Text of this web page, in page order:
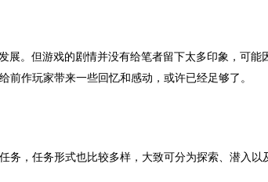
。但游戏的剧情并没有给笔者留下太多印象，可
作玩家带来一些回忆和感动，或许已经足够了。
，任务形式也比较多样，大致可分为探索、潜入以